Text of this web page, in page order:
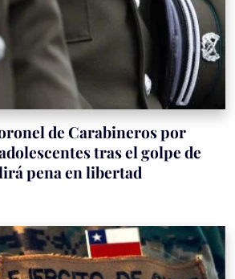
de Carabineros por
tras el golpe de
pena en libertad